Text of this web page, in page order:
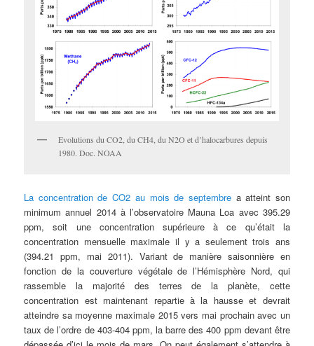
Evolutions du CO2, du CH4, du N2O et d’halocarbures depuis
1980. Doc. NOAA
La concentration de CO2 au mois de septembrea atteint son
minimum annuel 2014 à l’observatoire Mauna Loa avec 395.29
ppm, soit une concentration supérieure à ce qu’était la
concentration mensuelle maximale il y a seulement trois ans
(394.21 ppm, mai 2011). Variant de manière saisonnière en
fonction de la couverture végétale de l’Hémisphère Nord, qui
rassemble la majorité des terres de la planète, cette
concentration est maintenant repartie à la hausse et devrait
atteindre sa moyenne maximale 2015 vers mai prochain avec un
taux de l’ordre de 403-404 ppm, la barre des 400 ppm devant être